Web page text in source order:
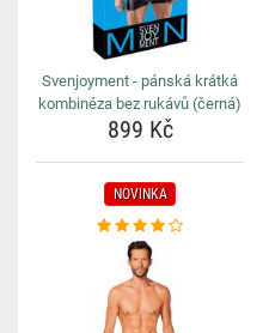
Svenjoyment - pánská krátká
kombinéza bez rukávů (černá)
899 Kč
NOVINKA